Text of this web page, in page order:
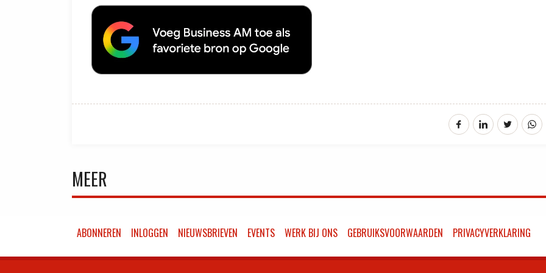
MEER
ABONNEREN INLOGGEN NIEUWSBRIEVEN EVENTS WERK BIJ ONS GEBRUIKSVOORWAARDEN PRIVACYVERKLARING